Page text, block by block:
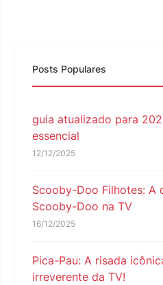
Posts Populares
guia atualizado para
essencial
12/12/2025
Scooby-Doo Filhotes: A
Scooby-Doo na TV
16/12/2025
Pica-Pau: A risada
irreverente da TV!